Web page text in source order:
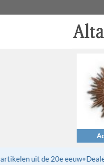
naar
uit de 20e eeuw•Dealer